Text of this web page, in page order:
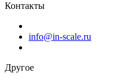
Контакты
info@in-scale.ru
Другое